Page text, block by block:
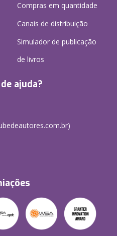
Compras em quantidade
Canais de distribuição
Simulador de publicação
de livros
ajuda?